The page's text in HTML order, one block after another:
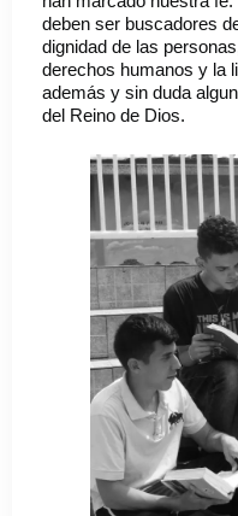
deben ser buscadores
dignidad de las
derechos humanos y la
además y sin duda
del Reino de Dios.